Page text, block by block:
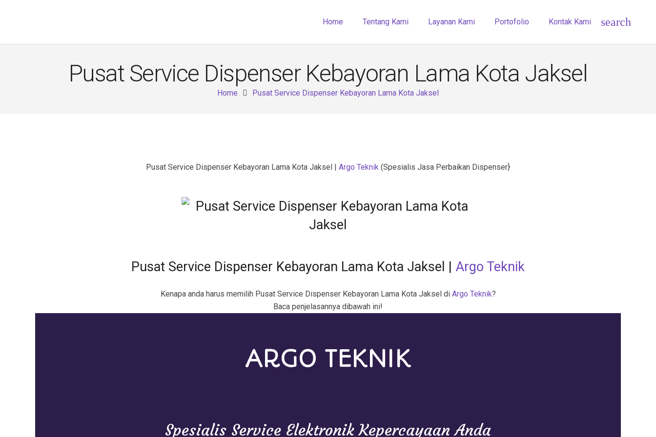
Home Tentang Kami Layanan Kami Portofolio Kontak Kami search
Pusat Service Dispenser Kebayoran Lama Kota Jaksel
Home Pusat Service Dispenser Kebayoran Lama Kota Jaksel
Pusat Service Dispenser Kebayoran Lama Kota Jaksel | Argo Teknik (Spesialis Jasa Perbaikan Dispenser}
Pusat Service Dispenser Kebayoran Lama Kota Jaksel | Argo Teknik
Kenapa anda harus memilih Pusat Service Dispenser Kebayoran Lama Kota Jaksel di Argo Teknik?
Baca penjelasannya dibawah ini!
ARGO TEKNIK
Spesialis Service Elektronik Kepercayaan Anda